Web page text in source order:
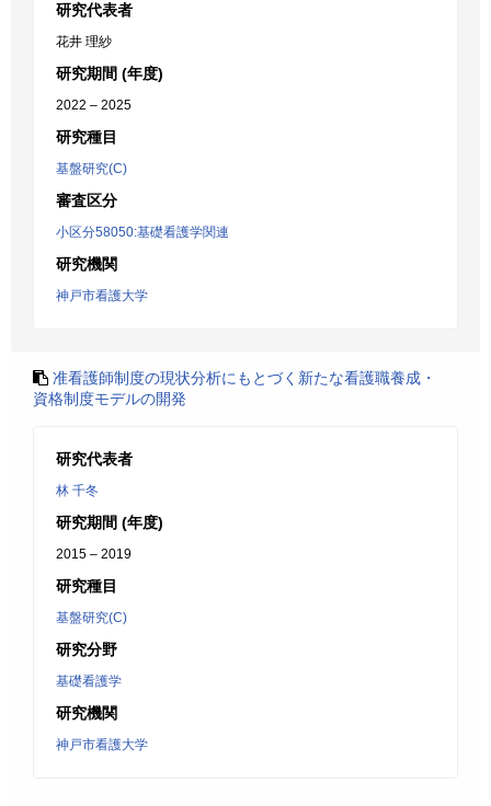
研究代表者
花井 理紗
研究期間 (年度)
2022 – 2025
研究種目
基盤研究(C)
審査区分
小区分58050:基礎看護学関連
研究機関
神戸市看護大学
准看護師制度の現状分析にもとづく新たな看護職養成・
資格制度モデルの開発
研究代表者
林 千冬
研究期間 (年度)
2015 – 2019
研究種目
基盤研究(C)
研究分野
基礎看護学
研究機関
神戸市看護大学